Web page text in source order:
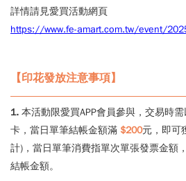
詳情請見愛買活動網頁
https://www.fe-amart.com.tw/event/
【印花發放注意事項】
1. 本活動限愛買APP會員參與，交易時
卡，當日單筆結帳金額滿 $200元，即可
計)，當日單筆消費指單次單張發票金額
結帳金額。